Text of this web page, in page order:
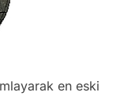
en eski